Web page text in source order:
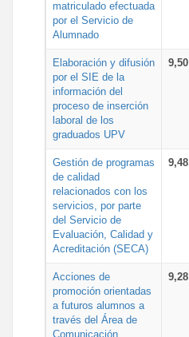
matriculado efectuada
por el Servicio de
Alumnado
Elaboración y difusión
por el SIE de la
información del
proceso de inserción
laboral de los
graduados UPV
9,50
Gestión de programas
de calidad
relacionados con los
servicios, por parte
del Servicio de
Evaluación, Calidad y
Acreditación (SECA)
9,48
Acciones de
promoción orientadas
a futuros alumnos a
través del Área de
Comunicación
9,28